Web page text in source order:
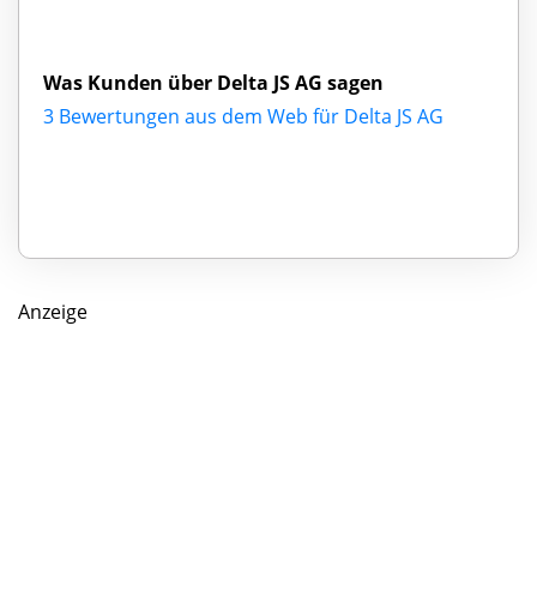
Was Kunden über Delta JS AG sagen
3 Bewertungen aus dem Web für Delta JS AG
Anzeige